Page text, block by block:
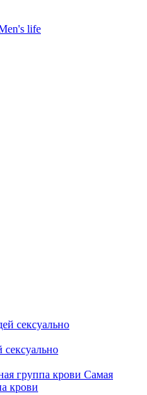
сексуально
Самая
крови